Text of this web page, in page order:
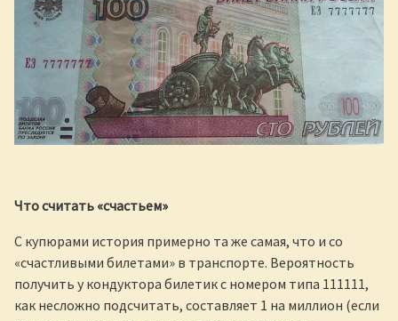
Что считать «счастьем»
С купюрами история примерно та же самая, что и со
«счастливыми билетами» в транспорте. Вероятность
получить у кондуктора билетик с номером типа 111111,
как несложно подсчитать, составляет 1 на миллион (если